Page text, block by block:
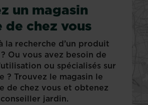
un magasin
de chez vous
la recherche d’un produit
Ou vous avez besoin de
ou spécialisés sur
? Trouvez le magasin le
de chez vous et obtenez
conseiller jardin.